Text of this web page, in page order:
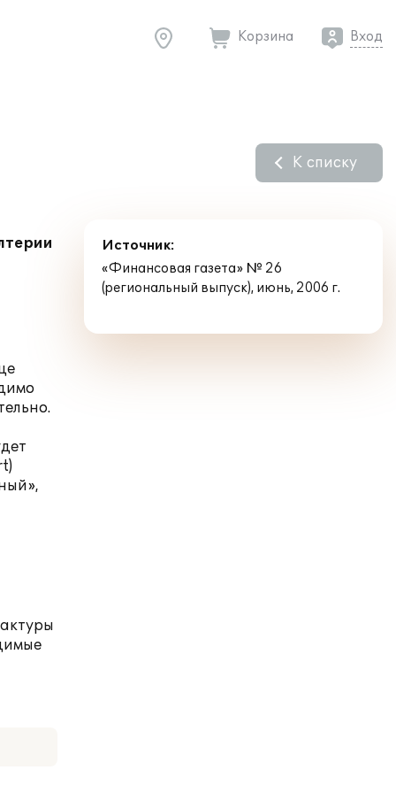
Корзина Вход
К списку
Источник:
«Финансовая газета» № 26
(региональный выпуск), июнь, 2006 г.